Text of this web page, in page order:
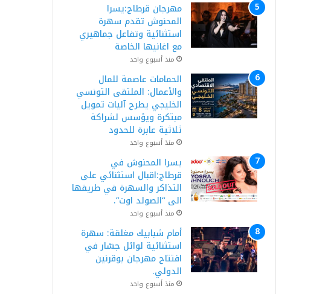
مهرجان قرطاج:يسرا
المحنوش تقدم سهرة
استثنائية وتفاعل جماهيري
مع اغانيها الخاصة
منذ أسبوع واحد
الحمامات عاصمة للمال
والأعمال: الملتقى التونسي
الخليجي يطرح آليات تمويل
مبتكرة ويؤسس لشراكة
ثلاثية عابرة للحدود
منذ أسبوع واحد
يسرا المحنوش في
قرطاج:اقبال استثنائي على
التذاكر والسهرة في طريقها
الى “الصولد اوت”.
منذ أسبوع واحد
أمام شبابيك مغلقة: سهرة
استثنائية لوائل جسّار في
افتتاح مهرجان بوقرنين
الدولي.
منذ أسبوع واحد